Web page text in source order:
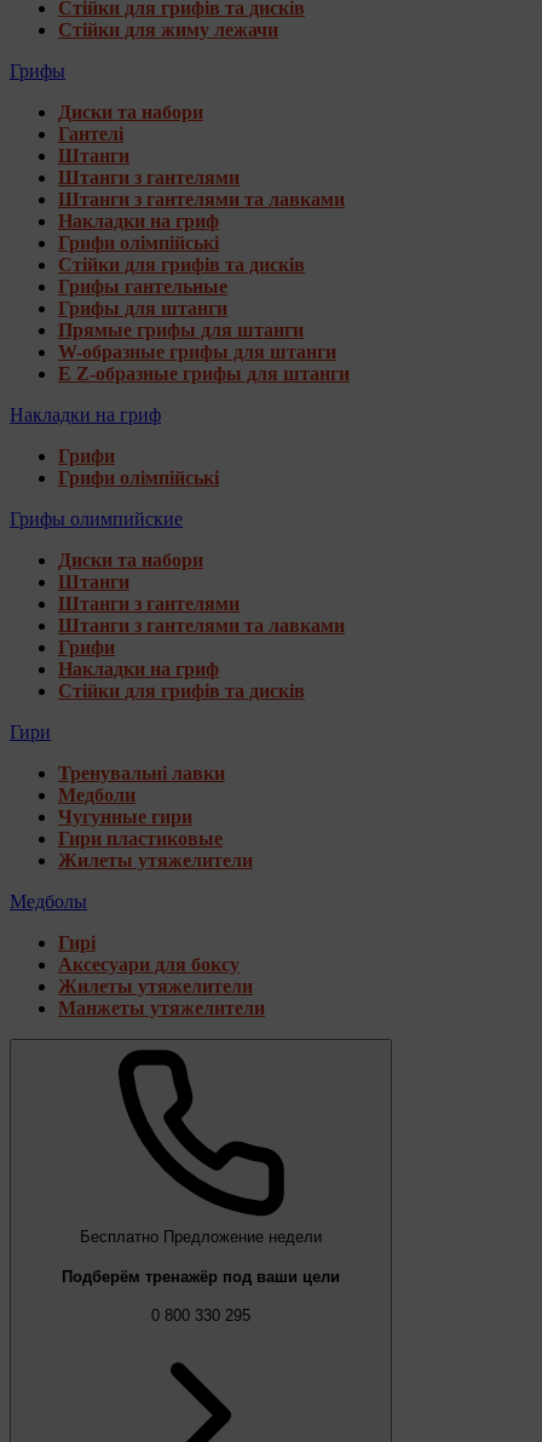
Стійки для грифів та дисків
Стійки для жиму лежачи
Грифы
Диски та набори
Гантелі
Штанги
Штанги з гантелями
Штанги з гантелями та лавками
Накладки на гриф
Грифи олімпійські
Стійки для грифів та дисків
Грифы гантельные
Грифы для штанги
Прямые грифы для штанги
W-образные грифы для штанги
E Z-образные грифы для штанги
Накладки на гриф
Грифи
Грифи олімпійські
Грифы олимпийские
Диски та набори
Штанги
Штанги з гантелями
Штанги з гантелями та лавками
Грифи
Накладки на гриф
Стійки для грифів та дисків
Гири
Тренувальні лавки
Медболи
Чугунные гири
Гири пластиковые
Жилеты утяжелители
Медболы
Гирі
Аксесуари для боксу
Жилеты утяжелители
Манжеты утяжелители
Бесплатно Предложение недели
Подберём тренажёр под ваши цели
0 800 330 295